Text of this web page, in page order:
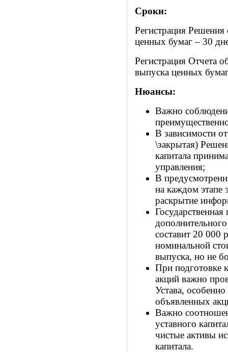
Сроки:
Регистрация
ценных бумаг – 30
Регистрация Отчета
выпуска ценных
Нюансы:
Важно
В зависимости
\закрытая)
капитала
управления;
В
на каждом этапе
раскрытие
составит 20 000
номинальной
выпуска, но не
При подготовке
акций важно
Устава,
объявленных
Важно
уставного
чистые активы
капитала.